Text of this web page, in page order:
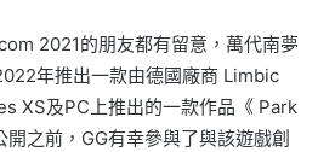
2021的朋友都有留意，萬代南夢
年推出一款由德國廠商 Limbic
XS及PC上推出的一款作品《 Park
之前，GG有幸參與了與該遊戲創